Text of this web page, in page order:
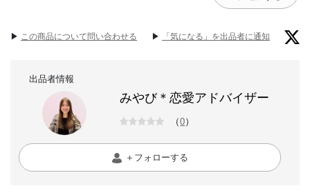
ぜひこの機会に、効率的なアプリ運用にチャレンジしてみてくださ
アプリの初動は非常に重要ですので、まだ登録されていない方は、相
いて詳しくご説明いたしますね！
こんなお悩みをお持ちではありませんか？
「恋愛がうまくいかない…」
「どうやって婚活を進めればいいのかわからない…」
「マッチングアプリを使っているけど、なかなか成果が出ない…」
▶︎ この商品について問い合わせる ▶︎ 「気になる」を出品者に通知
出品者情報
みやび＊恋愛アドバイザー
（0）
＋フォローする